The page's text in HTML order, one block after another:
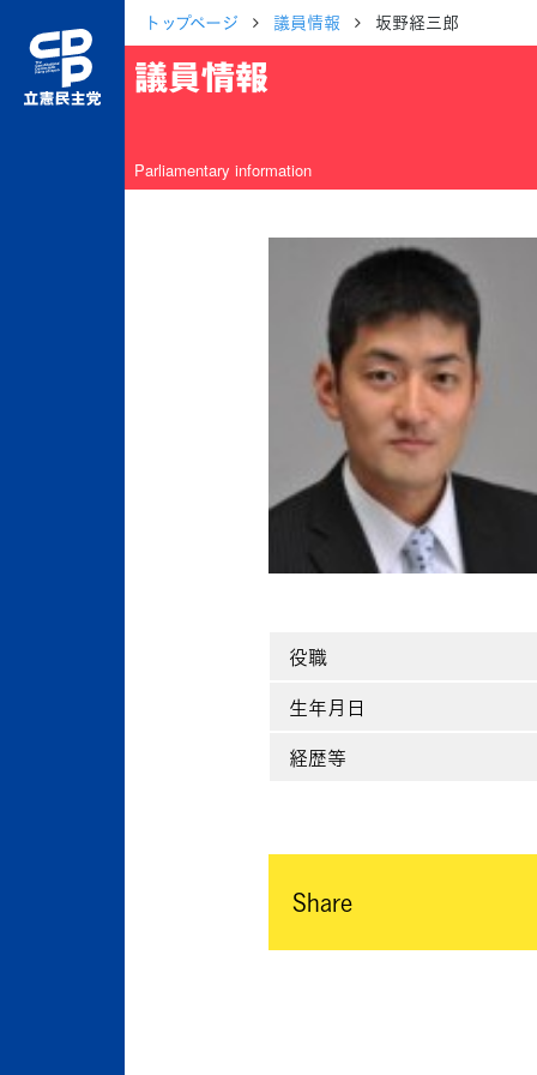
トップページ 議員情報 坂野経三郎
議員情報
Parliamentary information
役職
生年月日
経歴等
Share